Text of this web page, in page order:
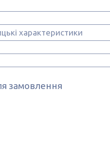
характеристики
замовлення